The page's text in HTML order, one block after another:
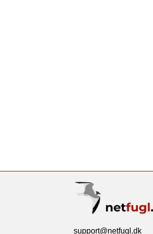
support@netfugl.dk